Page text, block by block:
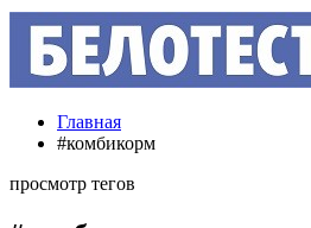
Главная
#комбикорм
просмотр тегов